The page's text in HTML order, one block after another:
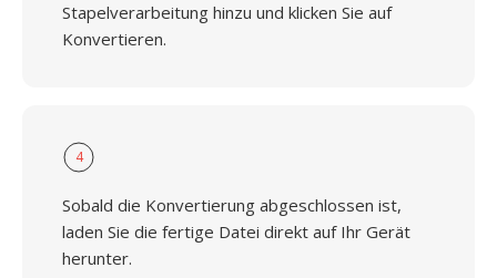
Stapelverarbeitung hinzu und klicken Sie auf
Konvertieren.
4
Sobald die Konvertierung abgeschlossen ist,
laden Sie die fertige Datei direkt auf Ihr Gerät
herunter.